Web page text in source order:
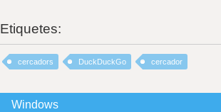
Etiquetes:
cercadors DuckDuckGo cercador
Windows